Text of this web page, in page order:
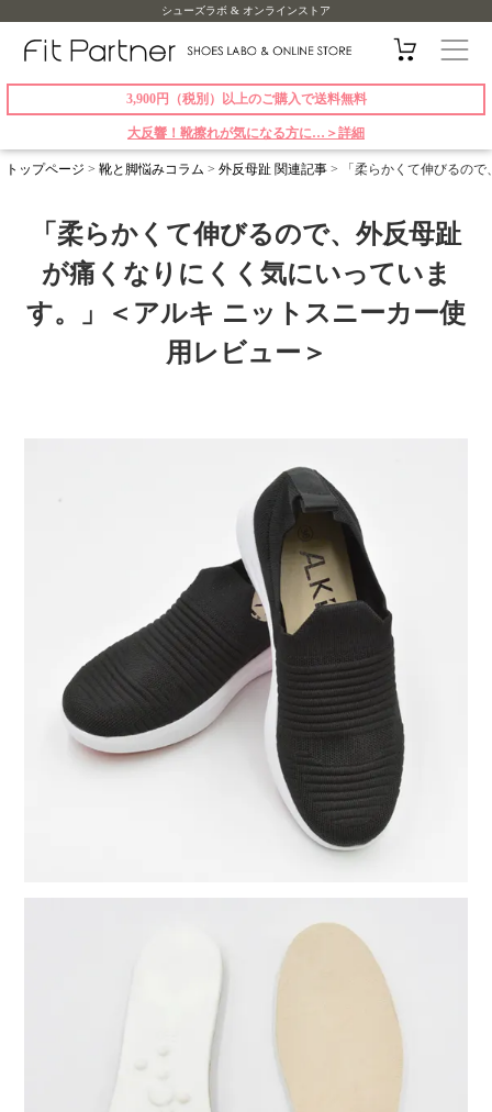
シューズラボ & オンラインストア
3,900円（税別）以上のご購入で送料無料
大反響！靴擦れが気になる方に…＞詳細
トップページ > 靴と脚悩みコラム > 外反母趾 関連記事 > 「柔らかくて伸びるの
「柔らかくて伸びるので、外反母趾
が痛くなりにくく気にいっていま
す。」＜アルキ ニットスニーカー使
用レビュー＞